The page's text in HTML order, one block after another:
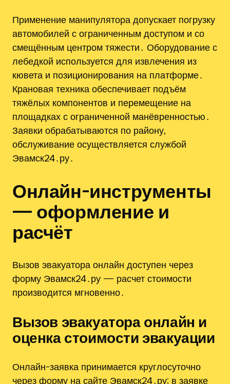
Применение манипулятора допускает погрузку
автомобилей с ограниченным доступом и со
смещённым центром тяжести․ Оборудование с
лебедкой используется для извлечения из
кювета и позиционирования на платформе․
Крановая техника обеспечивает подъём
тяжёлых компонентов и перемещение на
площадках с ограниченной манёвренностью․
Заявки обрабатываются по району‚
обслуживание осуществляется службой
Эвамск24․ру․
Онлайн-инструменты
— оформление и
расчёт
Вызов эвакуатора онлайн доступен через
форму Эвамск24․ру — расчет стоимости
производится мгновенно․
Вызов эвакуатора онлайн и
оценка стоимости эвакуации
Онлайн-заявка принимается круглосуточно
через форму на сайте Эвамск24․ру; в заявке